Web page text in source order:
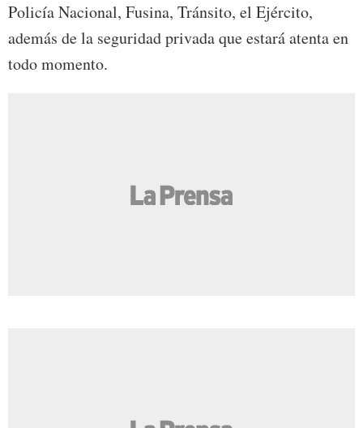
Policía Nacional, Fusina, Tránsito, el Ejército,
además de la seguridad privada que estará atenta en
todo momento.